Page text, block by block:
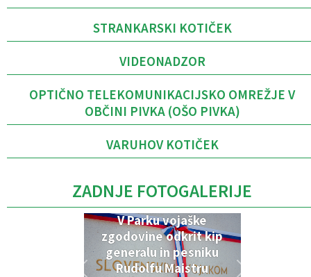
STRANKARSKI KOTIČEK
VIDEONADZOR
OPTIČNO TELEKOMUNIKACIJSKO OMREŽJE V
OBČINI PIVKA (OŠO PIVKA)
VARUHOV KOTIČEK
ZADNJE FOTOGALERIJE
V Parku vojaške
zgodovine odkrit kip
generalu in pesniku
Rudolfu Maistru